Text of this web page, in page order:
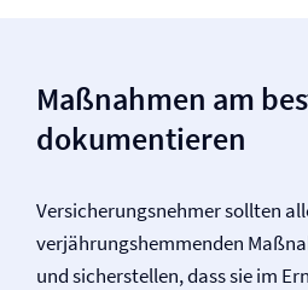
Maßnahmen am
dokumentieren
Versicherungsnehmer sollten
verjährungshemmenden
und sicherstellen, dass sie im